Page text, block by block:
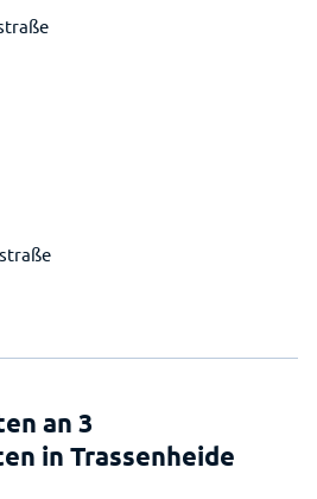
an 3
in Trassenheide